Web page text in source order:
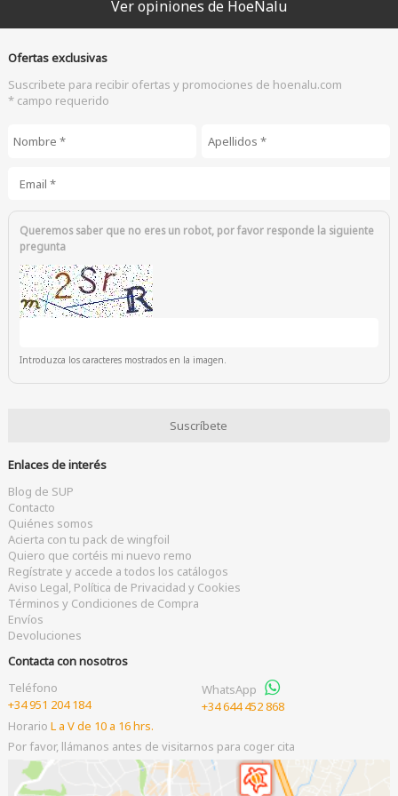
Ver opiniones de HoeNalu
Ofertas exclusivas
Suscribete para recibir ofertas y promociones de hoenalu.com
* campo requerido
Queremos saber que no eres un robot, por favor responde la siguiente
pregunta
Introduzca los caracteres mostrados en la imagen.
Enlaces de interés
Blog de SUP
Contacto
Quiénes somos
Acierta con tu pack de wingfoil
Quiero que cortéis mi nuevo remo
Regístrate y accede a todos los catálogos
Aviso Legal, Política de Privacidad y Cookies
Términos y Condiciones de Compra
Envíos
Devoluciones
Contacta con nosotros
Teléfono
+34 951 204 184
WhatsApp
+34 644 452 868
Horario L a V de 10 a 16 hrs.
Por favor, llámanos antes de visitarnos para coger cita